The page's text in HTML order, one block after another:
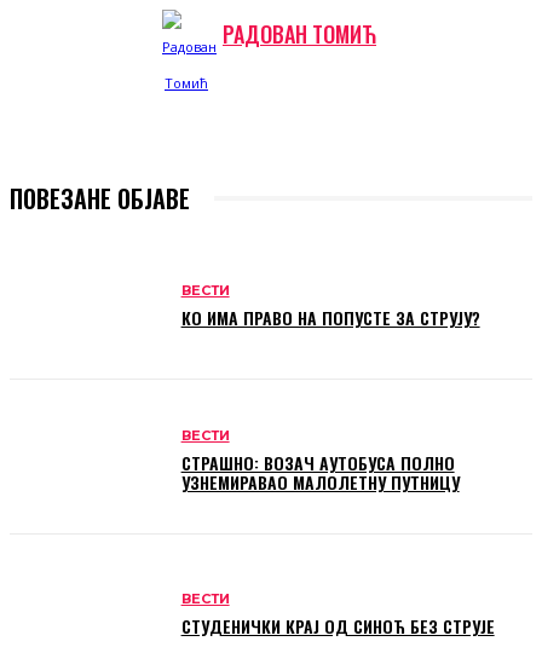
РАДОВАН ТОМИЋ
ПОВЕЗАНЕ ОБЈАВЕ
ВЕСТИ
КО ИМА ПРАВО НА ПОПУСТЕ ЗА СТРУЈУ?
ВЕСТИ
СТРАШНО: ВОЗАЧ АУТОБУСА ПОЛНО
УЗНЕМИРАВАО МАЛОЛЕТНУ ПУТНИЦУ
ВЕСТИ
СТУДЕНИЧКИ КРАЈ ОД СИНОЋ БЕЗ СТРУЈЕ